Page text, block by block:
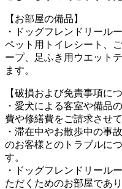
【お部屋の備品】
・ドッグフレンドリール
ペット用トイレシート、
ープ、足ふき用ウエット
ます。
【破損および免責事項につ
・愛犬による客室や備品
費や修繕費をご請求させ
・滞在中やお散歩中の事
のお客様とのトラブルに
す。
・ドッグフレンドリール
ただくためのお部屋であ